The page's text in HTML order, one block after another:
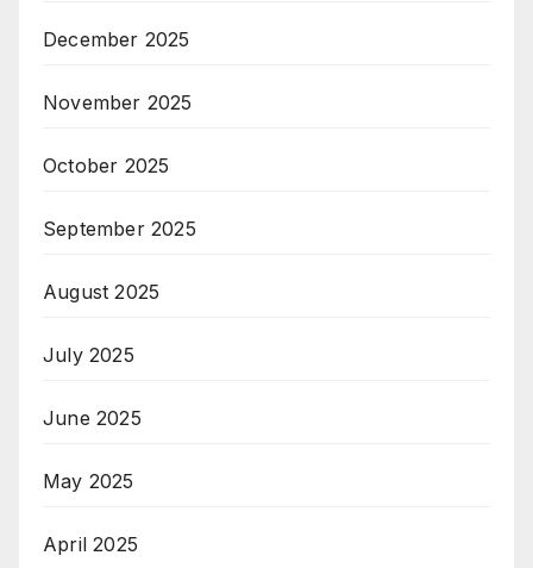
December 2025
November 2025
October 2025
September 2025
August 2025
July 2025
June 2025
May 2025
April 2025